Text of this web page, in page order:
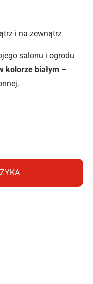
i na zewnątrz
salonu i ogrodu
kolorze białym –
DHO400 BIAŁA